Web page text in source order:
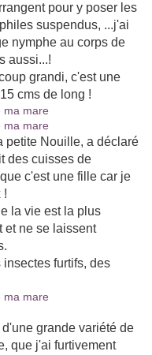
pour y poser les
suspendus, ...j'ai
nymphe au corps de
aussi...!
grandi, c'est une
cms de long !
petite Nouille, a déclaré
des cuisses de
c'est une fille car je
!
la vie est la plus
et ne se laissent
furtifs, des
grande variété de
que j'ai furtivement